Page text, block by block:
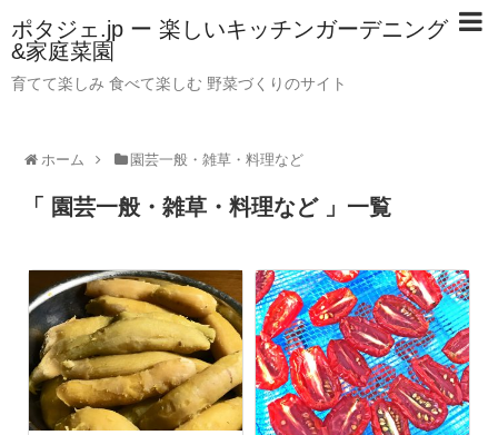
ポタジェ.jp ー 楽しいキッチンガーデニング
&家庭菜園
育てて楽しみ 食べて楽しむ 野菜づくりのサイト
ホーム 園芸一般・雑草・料理など
「 園芸一般・雑草・料理など 」一覧